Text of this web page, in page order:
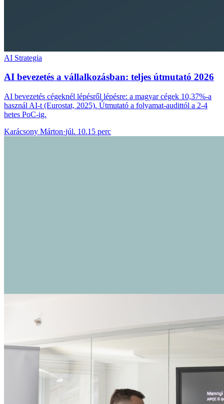
AI Strategia
AI bevezetés a vállalkozásban: teljes útmutató 2026
AI bevezetés cégeknél lépésről lépésre: a magyar cégek 10,37%-a
használ AI-t (Eurostat, 2025). Útmutató a folyamat-audittól a 2-4
hetes PoC-ig.
Karácsony Márton·júl. 10.15 perc